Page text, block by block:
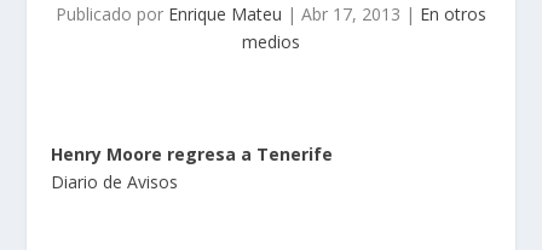
Publicado por Enrique Mateu | Abr 17, 2013 | En otros
medios
Henry Moore regresa a Tenerife
Diario de Avisos